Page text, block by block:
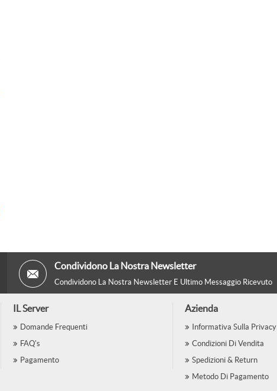
Condividono La Nostra Newsletter
Condividono La Nostra Newsletter E Ultimo Messaggio Ricevuto
IL Server
Domande Frequenti
FAQ's
Pagamento
Azienda
Informativa Sulla Privacy
Condizioni Di Vendita
Spedizioni & Return
Metodo Di Pagamento